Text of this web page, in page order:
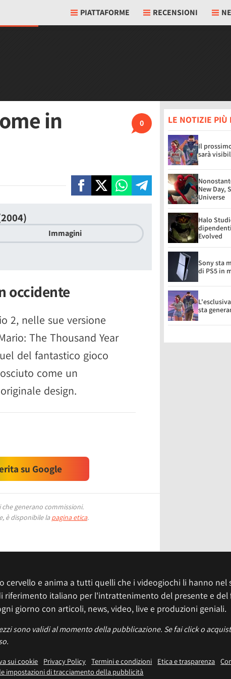
PIATTAFORME RECENSIONI
0
in
Immagini
occidente
2, nelle sue versione
The Thousand Year
del fantastico gioco
come un
design.
su Google
generano commissioni.
è disponibile la pagina etica.
LE NOTIZIE PIÙ
Il
sarà
New Day,
Universe
Halo
Evolved
Sony sta
di PS5 in
sta
cervello e anima a tutti quelli che i videogiochi li hanno nel
riferimento italiano per l'intrattenimento del presente e del
giorno con articoli, news, video, live e produzioni geniali.
sono validi al momento della pubblicazione. Se fai click o
sui cookie Privacy Policy Termini e condizioni Etica e trasparenza
impostazioni di tracciamento della pubblicità